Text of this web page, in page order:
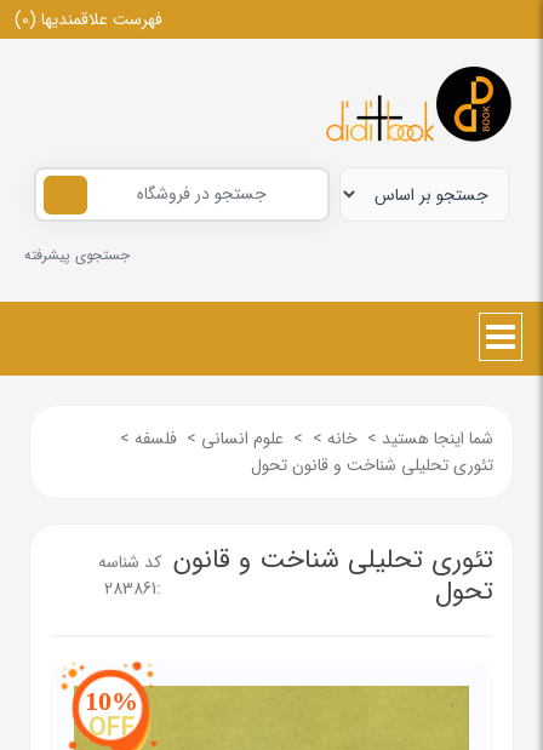
فهرست علاقمندیها (0)
جستجوی پیشرفته
شما اینجا هستید > خانه >
> علوم انسانی > فلسفه >
تئوری تحلیلی شناخت و قانون تحول
تئوری تحلیلی شناخت و قانون
تحول
کد شناسه
:
283861
10%
OFF